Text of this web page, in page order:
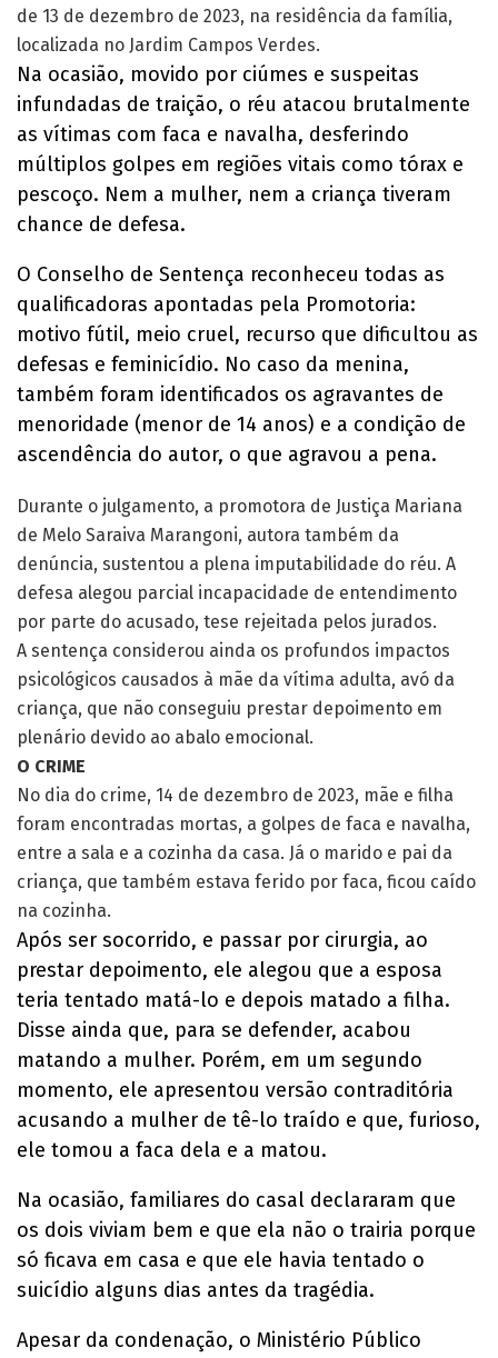
de 13 de dezembro de 2023, na residência da família,
localizada no Jardim Campos Verdes.
Na ocasião, movido por ciúmes e suspeitas
infundadas de traição, o réu atacou brutalmente
as vítimas com faca e navalha, desferindo
múltiplos golpes em regiões vitais como tórax e
pescoço. Nem a mulher, nem a criança tiveram
chance de defesa.
O Conselho de Sentença reconheceu todas as
qualificadoras apontadas pela Promotoria:
motivo fútil, meio cruel, recurso que dificultou as
defesas e feminicídio. No caso da menina,
também foram identificados os agravantes de
menoridade (menor de 14 anos) e a condição de
ascendência do autor, o que agravou a pena.
Durante o julgamento, a promotora de Justiça Mariana
de Melo Saraiva Marangoni, autora também da
denúncia, sustentou a plena imputabilidade do réu. A
defesa alegou parcial incapacidade de entendimento
por parte do acusado, tese rejeitada pelos jurados.
A sentença considerou ainda os profundos impactos
psicológicos causados à mãe da vítima adulta, avó da
criança, que não conseguiu prestar depoimento em
plenário devido ao abalo emocional.
O CRIME
No dia do crime, 14 de dezembro de 2023, mãe e filha
foram encontradas mortas, a golpes de faca e navalha,
entre a sala e a cozinha da casa. Já o marido e pai da
criança, que também estava ferido por faca, ficou caído
na cozinha.
Após ser socorrido, e passar por cirurgia, ao
prestar depoimento, ele alegou que a esposa
teria tentado matá-lo e depois matado a filha.
Disse ainda que, para se defender, acabou
matando a mulher. Porém, em um segundo
momento, ele apresentou versão contraditória
acusando a mulher de tê-lo traído e que, furioso,
ele tomou a faca dela e a matou.
Na ocasião, familiares do casal declararam que
os dois viviam bem e que ela não o trairia porque
só ficava em casa e que ele havia tentado o
suicídio alguns dias antes da tragédia.
Apesar da condenação, o Ministério Público